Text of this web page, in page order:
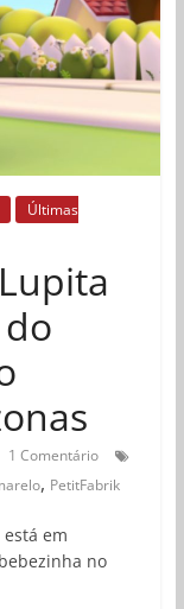
Últimas
1 Comentário
, PetitFabrik
está em
no